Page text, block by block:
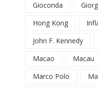
Gioconda
Hong Kong
John F. Kennedy
Macao
Macau
Marco Polo